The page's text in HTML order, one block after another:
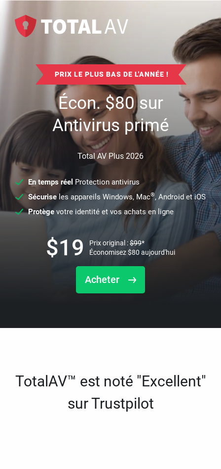
PRIX LE PLUS BAS DE L'ANNÉE !
Écon.$80sur
Antivirus primé
Total AV Plus 2026
En temps réel Protection antivirus
Sécuriseles appareils Windows, Mac®, Android et iOS
Protège votre identité et vos achats en ligne
Acheter
$19 Prix original :$99*
Économisez$80 aujourd'hui
TotalAV™ est noté "Excellent"
sur Trustpilot